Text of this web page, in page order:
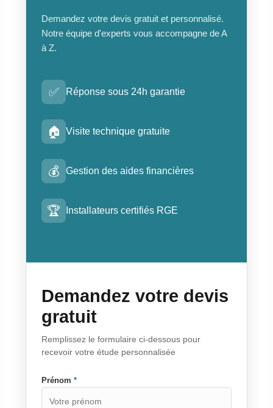
Demandez votre devis gratuit et personnalisé.
Notre équipe d'experts vous accompagne de A
à Z.
✅ Réponse sous 24h garantie
🏠 Visite technique gratuite
💰 Gestion des aides financières
🏆 Installateurs certifiés RGE
Demandez votre devis
gratuit
Remplissez le formulaire ci-dessous pour
recevoir votre étude personnalisée
Prénom *